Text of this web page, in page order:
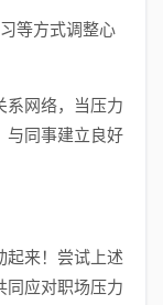
等方式调整心
系网络，当压力
与同事建立良好
起来！尝试上述
同应对职场压力